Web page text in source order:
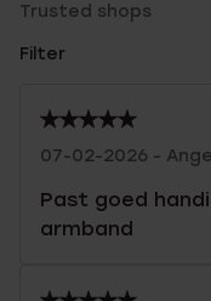
Trusted shops
Filter
07-02-2026 -
Past goed
armband